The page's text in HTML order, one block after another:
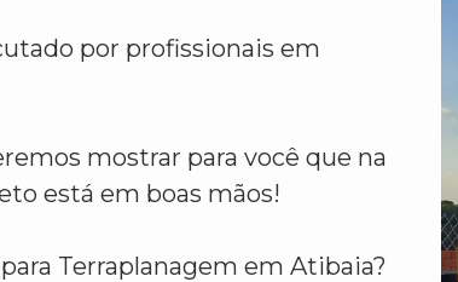
por profissionais em
mostrar para você que na
está em boas mãos!
Terraplanagem em Atibaia?